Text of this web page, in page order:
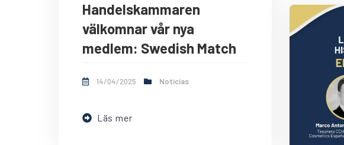
Handelskammaren
välkomnar vår nya
medlem: Swedish Match
14/04/2025 Noticias
Läs mer